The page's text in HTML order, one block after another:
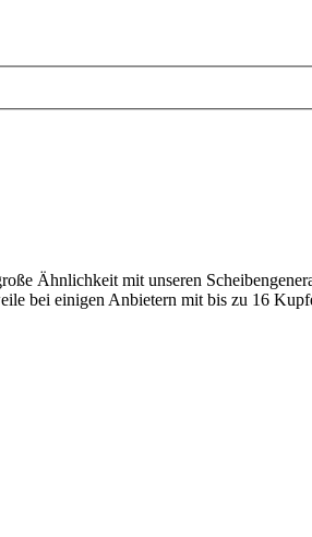
Ähnlichkeit mit unseren
bei einigen Anbietern mit bis zu 16